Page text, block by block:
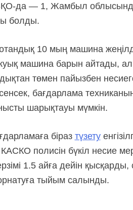
да — 1, Жамбыл
болды.
10 мың машина
машина барын айтады,
төмен пайызбен
сенсек, бағдарлама
шарықтауы мүмкін.
біраз түзету
полисін бүкіл несие
1.5 айға дейін қысқарды,
тыйым салынды.